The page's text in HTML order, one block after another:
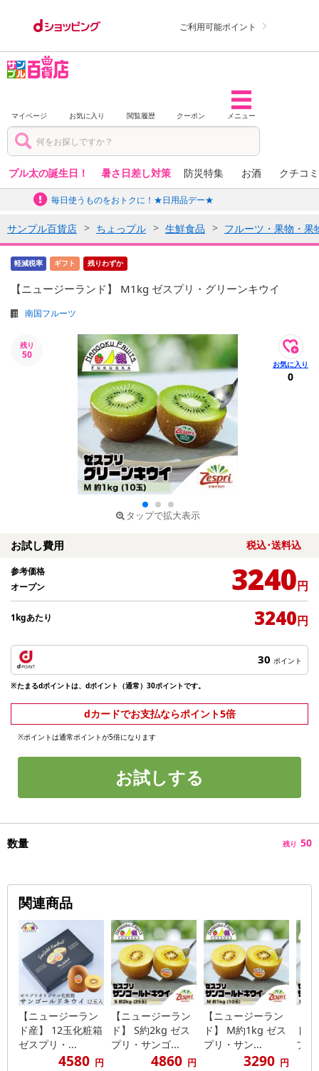
ご利用可能ポイント
マイページ お気に入り 閲覧履歴 クーポン メニュー
プル太の誕生日！ 暑さ日差し対策 防災特集 お酒 クチコ
毎日使うものをおトクに！★日用品デー★
サンプル百貨店 ちょっプル 生鮮食品 フルーツ・果物・果
軽減税率 ギフト 残りわずか
【ニュージーランド】 M1kg ゼスプリ・グリーンキウイ
南国フルーツ
残り
50
タップで拡大表示
0
お試し費用 税込･送料込
参考価格
オープン
3240円
1kgあたり 3240円
30 ポイント
※たまるdポイントは、dポイント（通常）30ポイントです。
dカードでお支払ならポイント5倍
※ポイントは通常ポイントが5倍になります
お試しする
数量 残り 50
関連商品
【ニュージーラン
ド産】 12玉化粧箱
ゼスプリ・...
4580 円
【ニュージーラン
ド】 S約2kg ゼス
プリ・サンゴ...
4860 円
【ニュージーラン
ド】 M約1kg ゼス
プリ・サン...
3290 円
ド
プ